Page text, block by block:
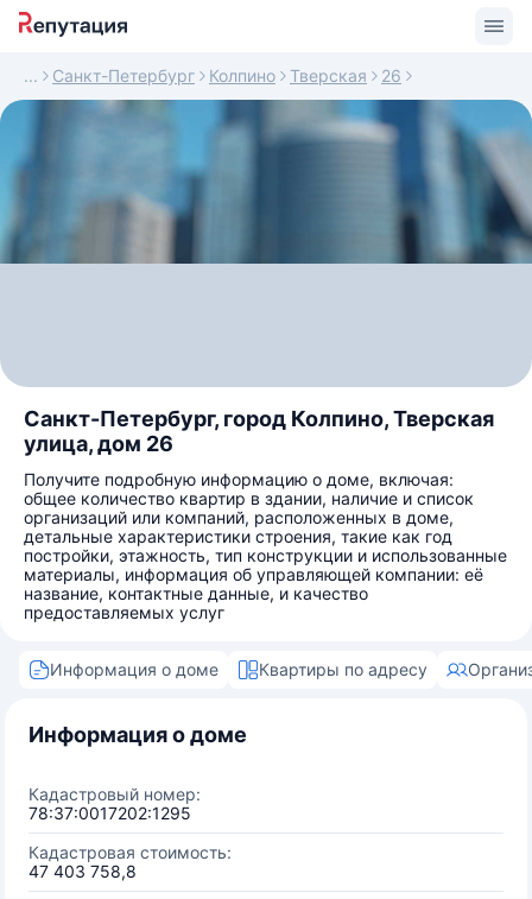
Санкт-Петербург Колпино Тверская 26
Санкт-Петербург, город Колпино, Тверская
улица, дом 26
Получите подробную информацию о доме, включая:
общее количество квартир в здании, наличие и список
организаций или компаний, расположенных в доме,
детальные характеристики строения, такие как год
постройки, этажность, тип конструкции и использованные
материалы, информация об управляющей компании: её
название, контактные данные, и качество
предоставляемых услуг
Информация о доме Квартиры по адресу
Информация о доме
Кадастровый номер:
78:37:0017202:1295
Кадастровая стоимость:
47 403 758,8